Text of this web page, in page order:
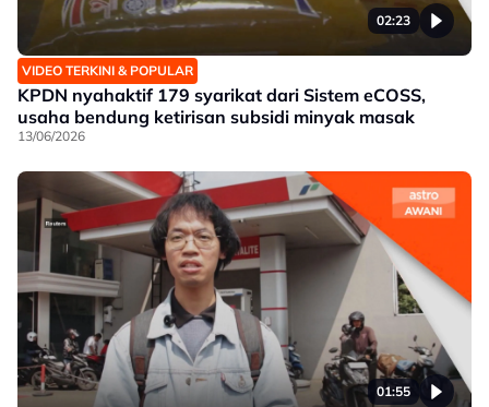
02:23
VIDEO TERKINI & POPULAR
KPDN nyahaktif 179 syarikat dari Sistem eCOSS,
usaha bendung ketirisan subsidi minyak masak
13/06/2026
01:55